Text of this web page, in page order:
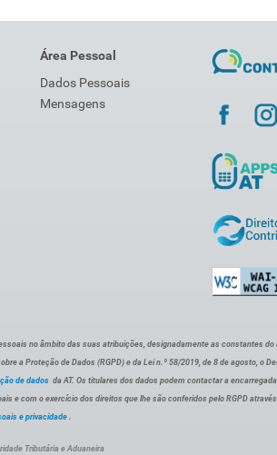
Área Pessoal
Dados Pessoais
Mensagens
no âmbito das suas atribuições, designadamente as constantes do
a Proteção de Dados (RGPD) e da Lei n.º 58/2019, de 8 de agosto, o
de dados da AT. Os titulares dos dados podem contactar a
e com o exercício dos direitos que lhe são conferidos pelo RGPD
e privacidade.
Tributária e Aduaneira